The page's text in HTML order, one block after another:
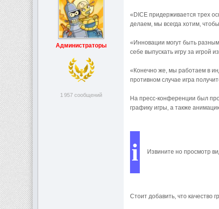
Администраторы
1 957 сообщений
«DICE придерживается трех
делаем, мы всегда хотим,
«Инновации могут быть
себе выпускать игру за игрой
«Конечно же, мы работаем в
противном случае игра
На пресс-конференции был
графику игры, а также
i Извините но просмотр
Стоит добавить, что качество